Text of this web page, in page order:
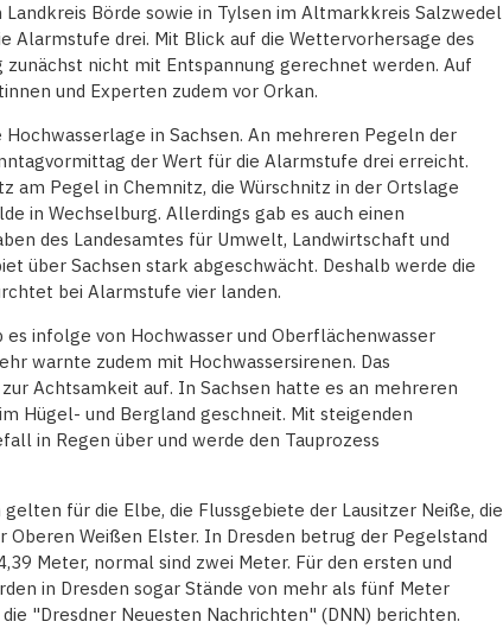
Börde sowie in Tylsen im Altmarkkreis Salzwedel
Alarmstufe drei. Mit Blick auf die Wettervorhersage des
zunächst nicht mit Entspannung gerechnet werden. Auf
und Experten zudem vor Orkan.
in Sachsen. An mehreren Pegeln der
der Wert für die Alarmstufe drei erreicht.
am Pegel in Chemnitz, die Würschnitz in der Ortslage
in Wechselburg. Allerdings gab es auch einen
des Landesamtes für Umwelt, Landwirtschaft und
über Sachsen stark abgeschwächt. Deshalb werde die
bei Alarmstufe vier landen.
es infolge von Hochwasser und Oberflächenwasser
warnte zudem mit Hochwassersirenen. Das
Achtsamkeit auf. In Sachsen hatte es an mehreren
Hügel- und Bergland geschneit. Mit steigenden
in Regen über und werde den Tauprozess
für die Elbe, die Flussgebiete der Lausitzer Neiße, die
Oberen Weißen Elster. In Dresden betrug der Pegelstand
Meter, normal sind zwei Meter. Für den ersten und
in Dresden sogar Stände von mehr als fünf Meter
"Dresdner Neuesten Nachrichten" (DNN) berichten.